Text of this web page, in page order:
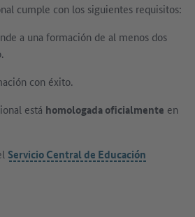
cumple con los siguientes requisitos:
a una formación de al menos dos
con éxito.
está homologada oficialmente en
Servicio Central de Educación